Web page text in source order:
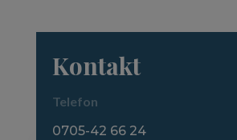
Kontakt
Telefon
0705-42 66 24